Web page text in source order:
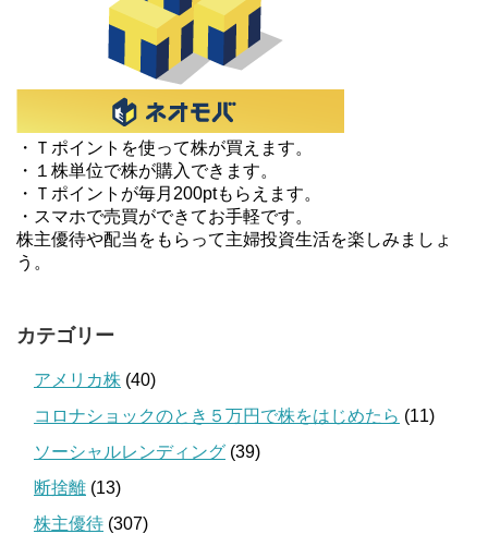
・Ｔポイントを使って株が買えます。
・１株単位で株が購入できます。
・Ｔポイントが毎月200ptもらえます。
・スマホで売買ができてお手軽です。
株主優待や配当をもらって主婦投資生活を楽しみましょ
う。
カテゴリー
アメリカ株 (40)
コロナショックのとき５万円で株をはじめたら (11)
ソーシャルレンディング (39)
断捨離 (13)
株主優待 (307)